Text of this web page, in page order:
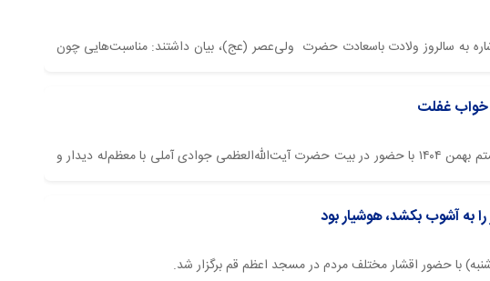
به سالروز ولادت باسعادت حضرت ولی‌عصر (عج)، بیان داشتند: مناسبت‌هایی چون
خواب غفلت
پایگاه اطلاع‌رسانی اسراء: سردار احمدرضا رادان، فرمانده نیروی انتظامی کل کشور، صبح امروز چهارشنبه هشتم بهمن ۱۴۰۴ با حضور در بیت حضرت آیت‌الله‌العظمی جوادی آملی با معظم‌له دیدار و
به آشوب بکشد، هوشیار بود
با حضور اقشار مختلف مردم در مسجد اعظم قم برگزار شد.